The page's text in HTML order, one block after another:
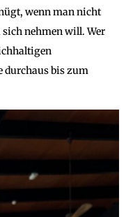
wenn man nicht
nehmen will. Wer
durchaus bis zum